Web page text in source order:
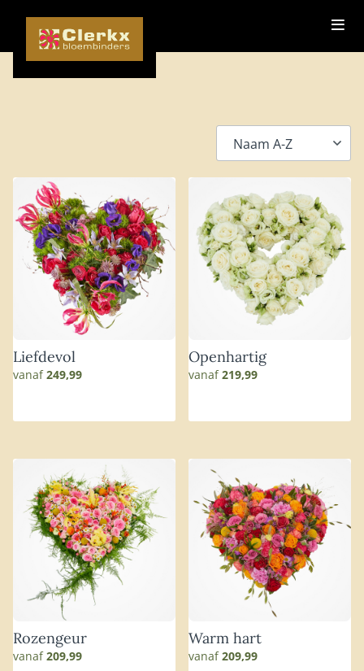
Liefdevol
vanaf249,99
Openhartig
vanaf219,99
Rozengeur
vanaf209,99
Warm hart
vanaf209,99